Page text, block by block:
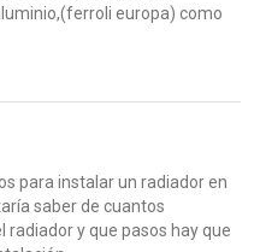
europa) como
para instalar un radiador en
saber de cuantos
y que pasos hay que